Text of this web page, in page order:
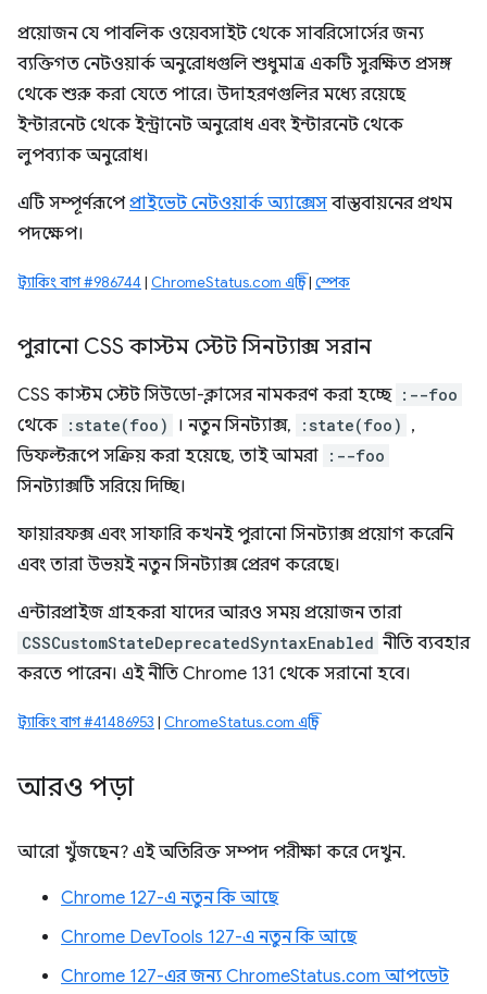
প্রয়োজন যে পাবলিক ওয়েবসাইট থেকে সাবরিসোর্সের জন্য
ব্যক্তিগত নেটওয়ার্ক অনুরোধগুলি শুধুমাত্র একটি সুরক্ষিত প্রসঙ্গ
থেকে শুরু করা যেতে পারে। উদাহরণগুলির মধ্যে রয়েছে
ইন্টারনেট থেকে ইন্ট্রানেট অনুরোধ এবং ইন্টারনেট থেকে
লুপব্যাক অনুরোধ।
এটি সম্পূর্ণরূপেপ্রাইভেট নেটওয়ার্ক অ্যাক্সেসবাস্তবায়নের প্রথম
পদক্ষেপ।
ট্র্যাকিং বাগ #986744 | ChromeStatus.com এন্ট্রি| স্পেক
পুরানো CSS কাস্টম স্টেট সিনট্যাক্স সরান
CSS কাস্টম স্টেট সিউডো-ক্লাসের নামকরণ করা হচ্ছে :--foo
থেকে :state(foo) । নতুন সিনট্যাক্স, :state(foo) ,
ডিফল্টরূপে সক্রিয় করা হয়েছে, তাই আমরা :--foo
সিনট্যাক্সটি সরিয়ে দিচ্ছি।
ফায়ারফক্স এবং সাফারি কখনই পুরানো সিনট্যাক্স প্রয়োগ করেনি
এবং তারা উভয়ই নতুন সিনট্যাক্স প্রেরণ করেছে।
এন্টারপ্রাইজ গ্রাহকরা যাদের আরও সময় প্রয়োজন তারা
CSSCustomStateDeprecatedSyntaxEnabled নীতি ব্যবহার
করতে পারেন। এই নীতি Chrome 131 থেকে সরানো হবে।
ট্র্যাকিং বাগ #41486953 | ChromeStatus.com এন্ট্রি
আরও পড়া
আরো খুঁজছেন? এই অতিরিক্ত সম্পদ পরীক্ষা করে দেখুন.
Chrome 127-এ নতুন কি আছে
Chrome DevTools 127-এ নতুন কি আছে
Chrome 127-এর জন্য ChromeStatus.com আপডেট